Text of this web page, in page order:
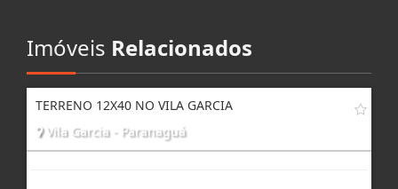
Imóveis Relacionados
TERRENO 12X40 NO VILA GARCIA
Vila Garcia - Paranaguá